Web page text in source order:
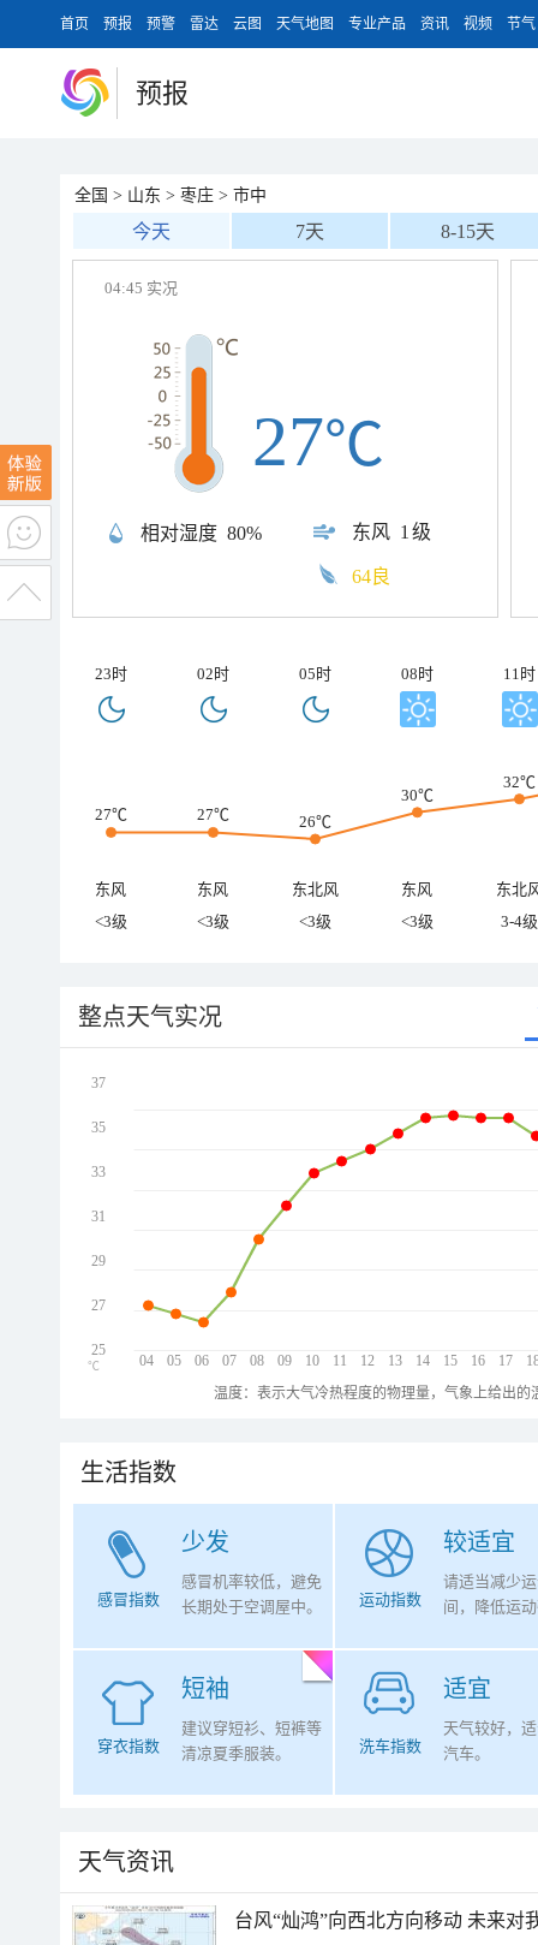
首页 预报 预警 雷达 云图 天气地图 专业产品 资讯 视频 节气
预报
全国 > 山东 > 枣庄 > 市中
今天 7天 8-15天
04:45 实况
相对湿度 80% 东风 1级
27℃
64良
23时 02时 05时 08时 11时
27℃ 27℃ 26℃
30℃
32℃
东风 东风 东北风 东风
东北
<3级
<3级 <3级 <3级 3-4级
整点天气实况
04 05 06 07 08 09 10 11 12 13 14 15 16 17
37
35
33
31
29
27
25
℃
温度：表示大气冷热程度的物理量，气象上给出
生活指数
少发
感冒指数
感冒机率较低，避免
长期处于空调屋中。
较适宜
运动指数
请适当减少
间，降低运
短袖
穿衣指数
建议穿短衫、短裤等
清凉夏季服装。
适宜
洗车指数
天气较好，
汽车。
天气资讯
台风“灿鸿”向西北方向移动 未来对